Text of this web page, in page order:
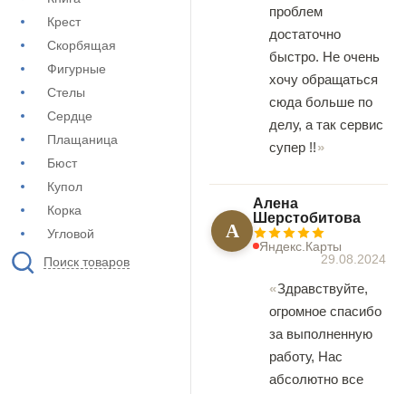
Крест
Скорбящая
Фигурные
Стелы
Сердце
Плащаница
Бюст
Купол
Корка
Угловой
Поиск товаров
проблем
достаточно
быстро. Не очень
хочу обращаться
сюда больше по
делу, а так сервис
супер !!
А
Алена
Шерстобитова
Яндекс.Карты
29.08.2024
Здравствуйте,
огромное спасибо
за выполненную
работу, Нас
абсолютно все